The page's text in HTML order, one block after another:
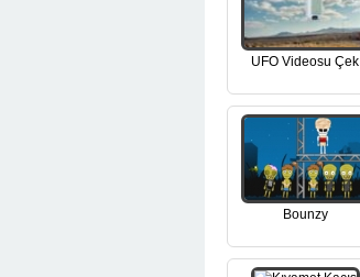
UFO Videosu Çek
Bounzy